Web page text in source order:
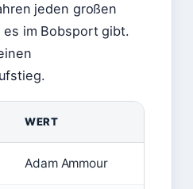
jeden großen
im Bobsport gibt.
WERT
Adam Ammour